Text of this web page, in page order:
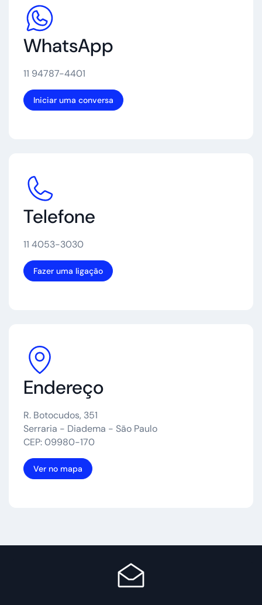
WhatsApp
11 94787-4401
Iniciar uma conversa
Telefone
11 4053-3030
Fazer uma ligação
Endereço
R. Botocudos, 351
Serraria - Diadema - São Paulo
CEP: 09980-170
Ver no mapa